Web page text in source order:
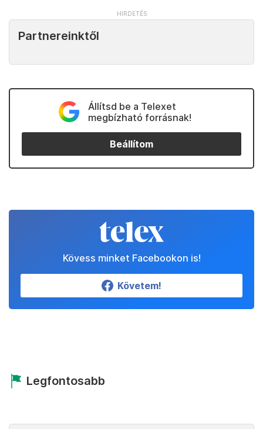
Partnereinktől
Állítsd be a Telexet
megbízható forrásnak!
Beállítom
Kövess minket Facebookon is!
Követem!
Legfontosabb